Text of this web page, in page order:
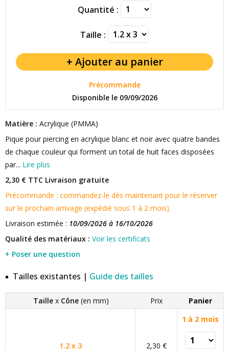
Quantité :
Taille :
Précommande
Disponible le 09/09/2026
Matière : Acrylique (PMMA)
Pique pour piercing en acrylique blanc et noir avec quatre bandes
de chaque couleur qui forment un total de huit faces disposées
par... Lire plus
2,30 € TTC Livraison gratuite
Précommande : commandez-le dès maintenant pour le réserver
sur le prochain arrivage (expédié sous 1 à 2 mois).
Livraison estimée : 10/09/2026 à 16/10/2026
Qualité des matériaux : Voir les certificats
+ Poser une question
Tailles existantes | Guide des tailles
Taillex Cône(en mm) Prix Panier
1.2 x 3 2,30 €
1 à 2 mois